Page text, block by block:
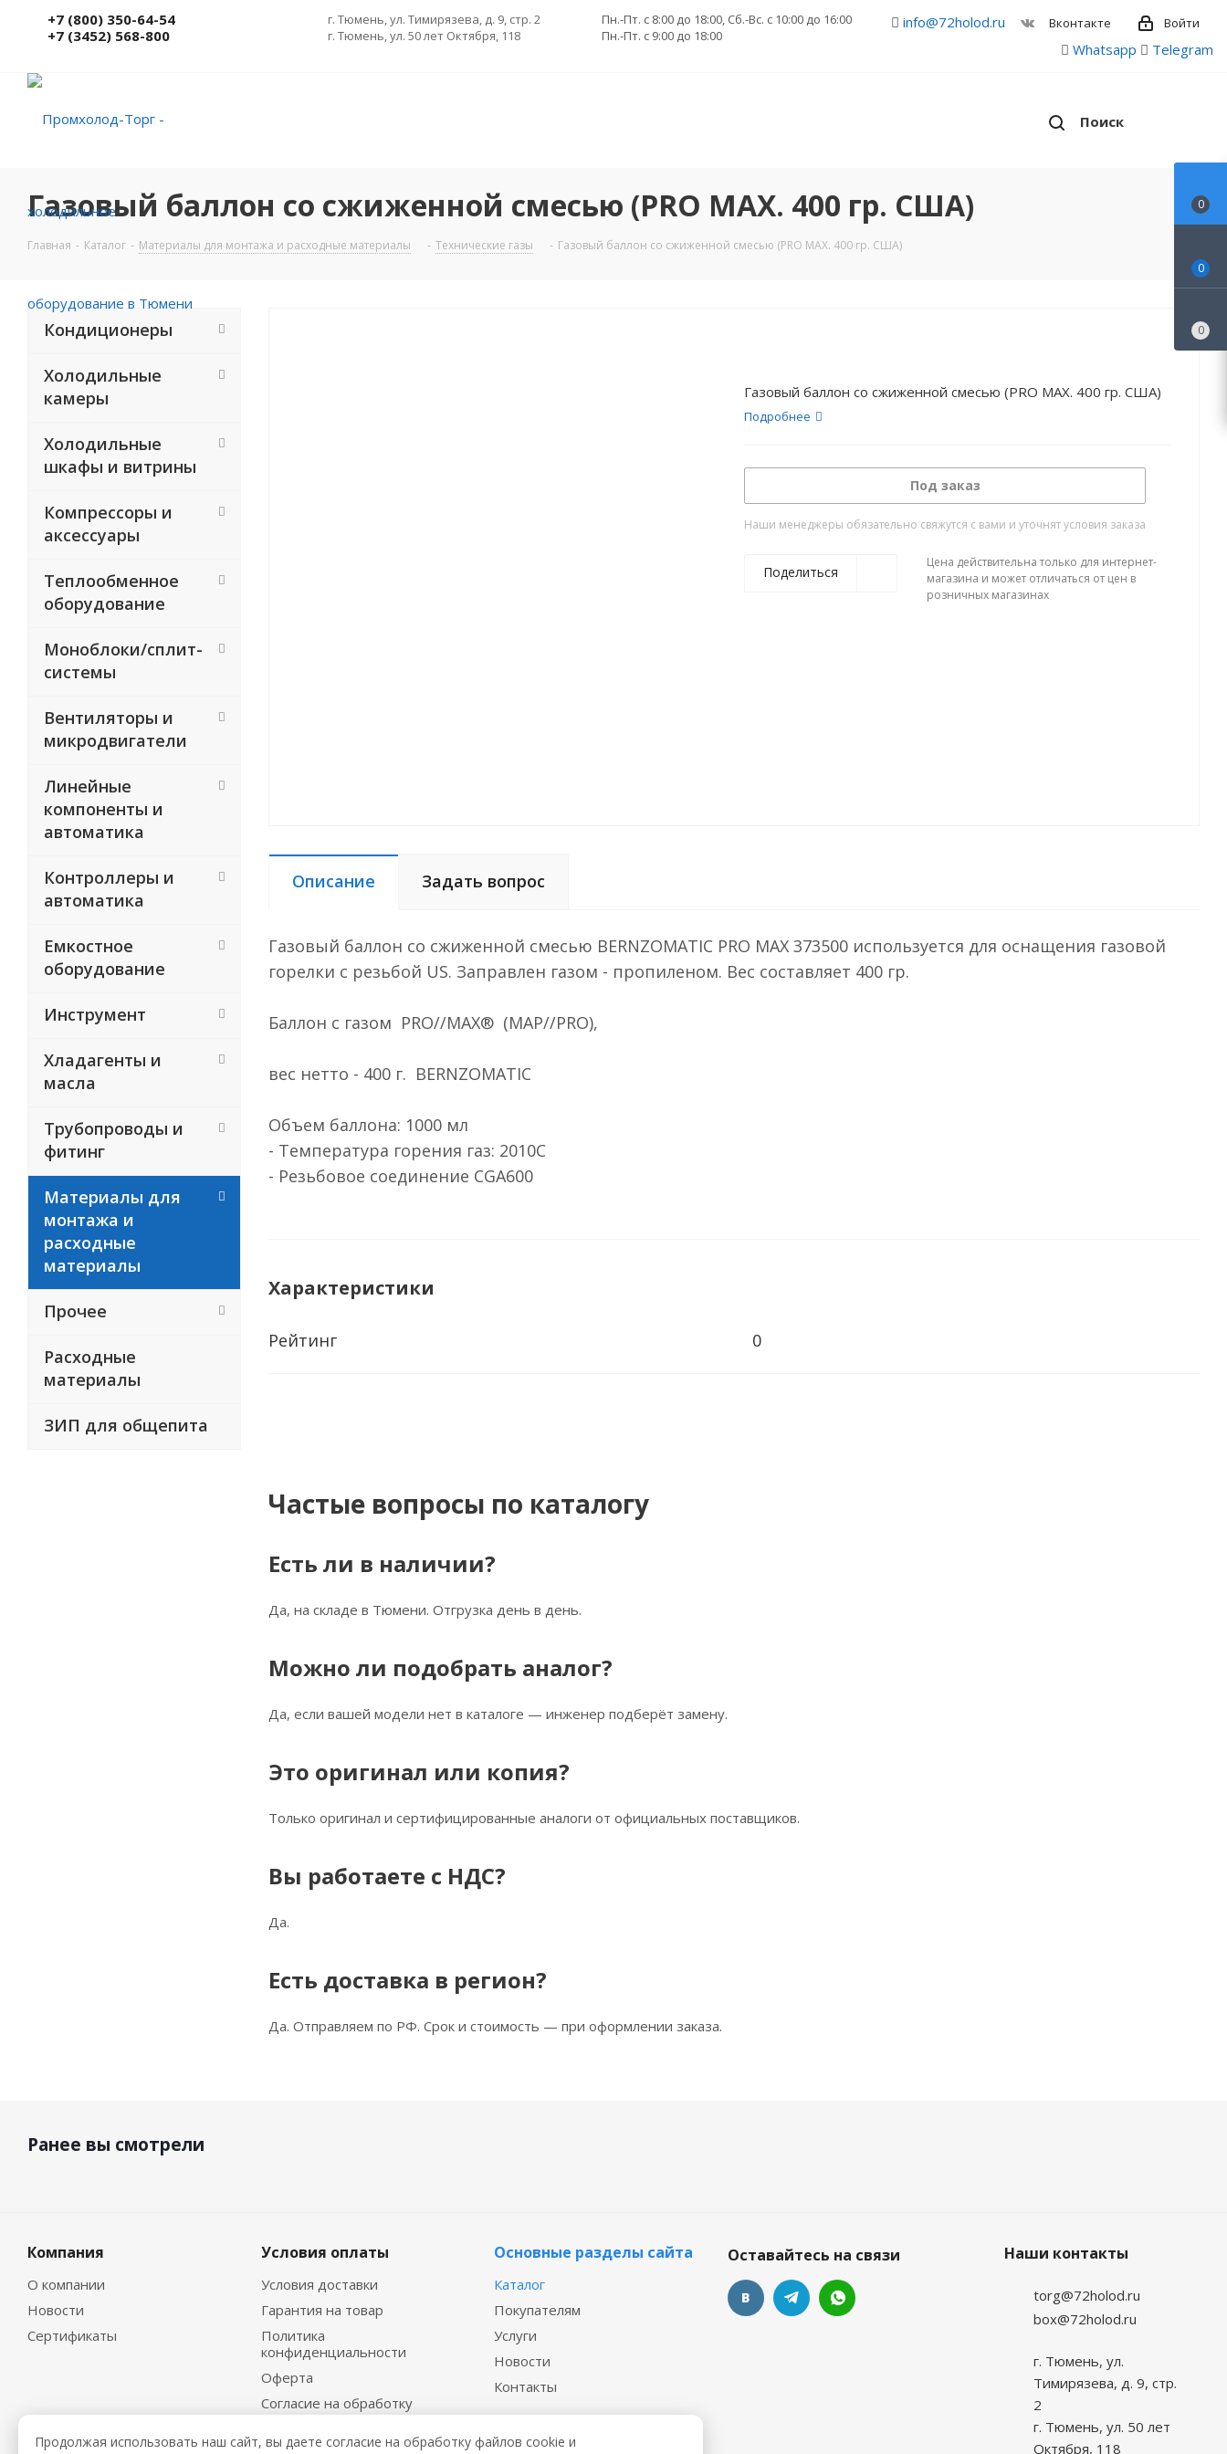
+7 (800) 350-64-54
+7 (3452) 568-800
г. Тюмень, ул. Тимирязева, д. 9, стр. 2
г. Тюмень, ул. 50 лет Октября, 118
Пн.-Пт. с 8:00 до 18:00, Сб.-Вс. с 10:00 до 16:00
Пн.-Пт. с 9:00 до 18:00
Войти
Вконтакте
info@72holod.ru
Whatsapp
Telegram
Поиск
Газовый баллон со сжиженной смесью (PRO MAX. 400 гр. США)
Главная - Каталог - Материалы для монтажа и расходные материалы - Технические газы - Газовый баллон со сжиженной смесью (PRO MAX. 400 гр. США)
Газовый баллон со сжиженной смесью (PRO MAX. 400 гр. США)
Подробнее
Под заказ
Наши менеджеры обязательно свяжутся с вами и уточнят условия заказа
Поделиться
Цена действительна только для интернет-
магазина и может отличаться от цен в
розничных магазинах
Описание Задать вопрос
Газовый баллон со сжиженной смесью BERNZOMATIC PRO MAX 373500 используется для оснащения газовой
горелки с резьбой US. Заправлен газом - пропиленом. Вес составляет 400 гр.
Баллон с газом PRO//MAX® (MAP//PRO),
вес нетто - 400 г. BERNZOMATIC
Объем баллона: 1000 мл
- Температура горения газ: 2010С
- Резьбовое соединение CGA600
Характеристики
Рейтинг 0
Частые вопросы по каталогу
Есть ли в наличии?
Да, на складе в Тюмени. Отгрузка день в день.
Можно ли подобрать аналог?
Да, если вашей модели нет в каталоге — инженер подберёт замену.
Это оригинал или копия?
Только оригинал и сертифицированные аналоги от официальных поставщиков.
Вы работаете с НДС?
Да.
Есть доставка в регион?
Да. Отправляем по РФ. Срок и стоимость — при оформлении заказа.
Кондиционеры
Холодильные
камеры
Холодильные
шкафы и витрины
Компрессоры и
аксессуары
Теплообменное
оборудование
Моноблоки/сплит-
системы
Вентиляторы и
микродвигатели
Линейные
компоненты и
автоматика
Контроллеры и
автоматика
Емкостное
оборудование
Инструмент
Хладагенты и
масла
Трубопроводы и
фитинг
Материалы для
монтажа и
расходные
материалы
Прочее
Расходные
материалы
ЗИП для общепита
Ранее вы смотрели
Компания
О компании
Новости
Сертификаты
Условия оплаты
Условия доставки
Гарантия на товар
Политика
конфиденциальности
Оферта
Согласие на обработку
персональных данных файл
Основные разделы сайта
Каталог
Покупателям
Услуги
Новости
Контакты
Оставайтесь на связи Наши контакты
torg@72holod.ru
box@72holod.ru
г. Тюмень, ул.
Тимирязева, д. 9, стр.
2
г. Тюмень, ул. 50 лет
Октября, 118
0
0
0
Продолжая использовать наш сайт, вы даете согласие на обработку файлов cookie и